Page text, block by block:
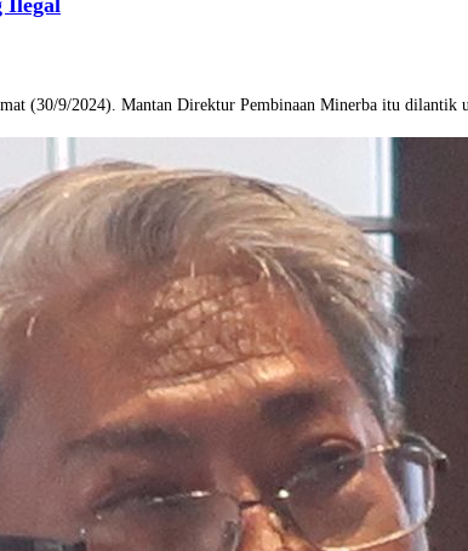
Ilegal
(30/9/2024). Mantan Direktur Pembinaan Minerba itu dilantik